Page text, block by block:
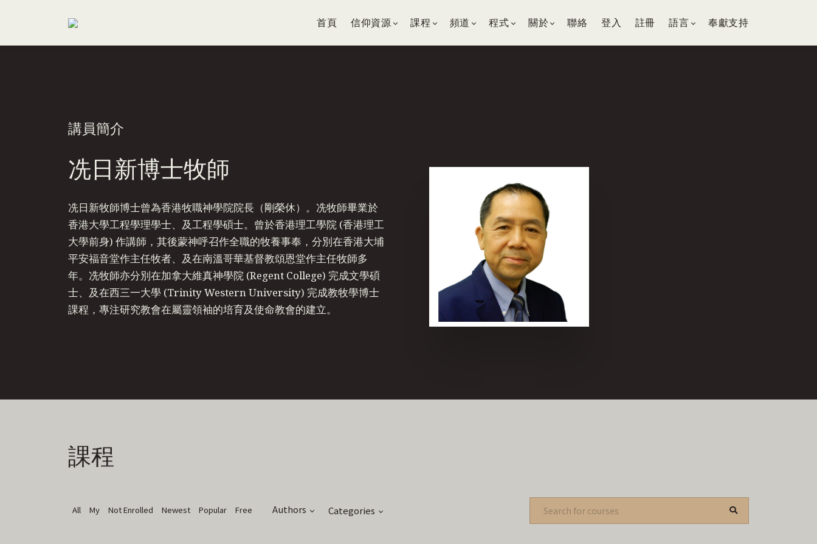
首頁 信仰資源 課程 頻道 程式 關於 聯絡 登入 註冊 語言 奉獻支持
講員簡介
冼日新博士牧師
冼日新牧師博士曾為香港牧職神學院院長（剛榮休）。冼牧師畢業於
香港大學工程學理學士、及工程學碩士。曾於香港理工學院 (香港理工
大學前身) 作講師，其後蒙神呼召作全職的牧養事奉，分別在香港大埔
平安福音堂作主任牧者、及在南溫哥華基督教頌恩堂作主任牧師多
年。冼牧師亦分別在加拿大維真神學院 (Regent College) 完成文學碩
士、及在西三一大學 (Trinity Western University) 完成教牧學博士
課程，專注研究教會在屬靈領袖的培育及使命教會的建立。
課程
All My Not Enrolled Newest Popular Free Authors Categories